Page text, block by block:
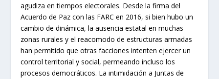
agudiza en tiempos electorales. Desde la firma del
Acuerdo de Paz con las FARC en 2016, si bien hubo un
cambio de dinámica, la ausencia estatal en muchas
zonas rurales y el reacomodo de estructuras armadas
han permitido que otras facciones intenten ejercer un
control territorial y social, permeando incluso los
procesos democráticos. La intimidación a Juntas de